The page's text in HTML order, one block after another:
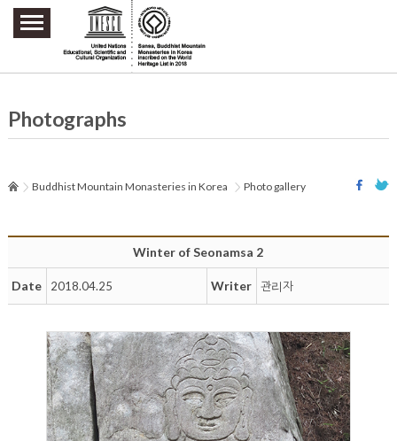
주요메뉴 바로가기
본문 바로가기
하단메뉴 바로가기
Photographs
Buddhist Mountain Monasteries in Korea Photo gallery
Winter of Seonamsa 2
Date 2018.04.25 Writer 관리자